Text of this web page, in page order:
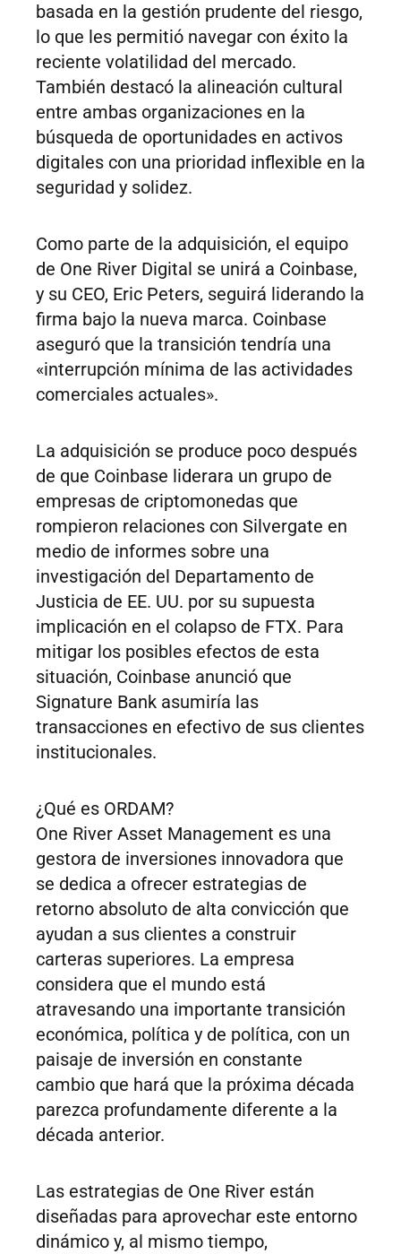
basada en la gestión prudente del riesgo,
lo que les permitió navegar con éxito la
reciente volatilidad del mercado.
También destacó la alineación cultural
entre ambas organizaciones en la
búsqueda de oportunidades en activos
digitales con una prioridad inflexible en la
seguridad y solidez.
Como parte de la adquisición, el equipo
de One River Digital se unirá a Coinbase,
y su CEO, Eric Peters, seguirá liderando la
firma bajo la nueva marca. Coinbase
aseguró que la transición tendría una
«interrupción mínima de las actividades
comerciales actuales».
La adquisición se produce poco después
de que Coinbase liderara un grupo de
empresas de criptomonedas que
rompieron relaciones con Silvergate en
medio de informes sobre una
investigación del Departamento de
Justicia de EE. UU. por su supuesta
implicación en el colapso de FTX. Para
mitigar los posibles efectos de esta
situación, Coinbase anunció que
Signature Bank asumiría las
transacciones en efectivo de sus clientes
institucionales.
¿Qué es ORDAM?
One River Asset Management es una
gestora de inversiones innovadora que
se dedica a ofrecer estrategias de
retorno absoluto de alta convicción que
ayudan a sus clientes a construir
carteras superiores. La empresa
considera que el mundo está
atravesando una importante transición
económica, política y de política, con un
paisaje de inversión en constante
cambio que hará que la próxima década
parezca profundamente diferente a la
década anterior.
Las estrategias de One River están
diseñadas para aprovechar este entorno
dinámico y, al mismo tiempo,